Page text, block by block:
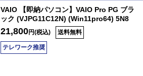
VAIO 【即納パソコン】VAIO Pro PG ブラ
ック (VJPG11C12N) (Win11pro64) 5N8
21,800円(税込) 送料無料
テレワーク推奨